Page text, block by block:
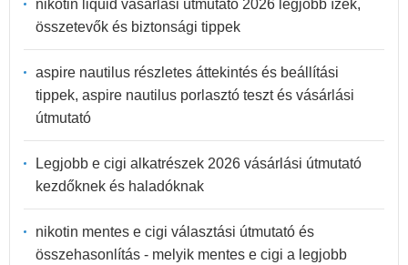
nikotin liquid vásárlási útmutató 2026 legjobb ízek,
összetevők és biztonsági tippek
aspire nautilus részletes áttekintés és beállítási
tippek, aspire nautilus porlasztó teszt és vásárlási
útmutató
Legjobb e cigi alkatrészek 2026 vásárlási útmutató
kezdőknek és haladóknak
nikotin mentes e cigi választási útmutató és
összehasonlítás - melyik mentes e cigi a legjobb